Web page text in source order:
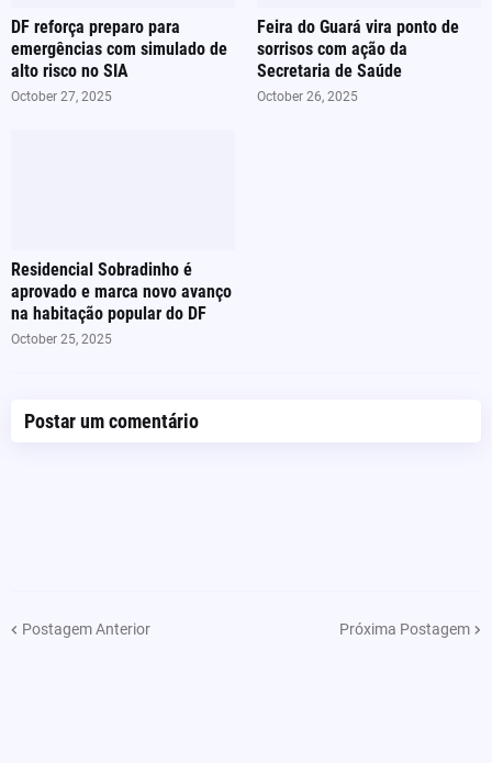
DF reforça preparo para
emergências com simulado de
alto risco no SIA
October 27, 2025
Feira do Guará vira ponto de
sorrisos com ação da
Secretaria de Saúde
October 26, 2025
Residencial Sobradinho é
aprovado e marca novo avanço
na habitação popular do DF
October 25, 2025
Postar um comentário
Postagem Anterior Próxima Postagem